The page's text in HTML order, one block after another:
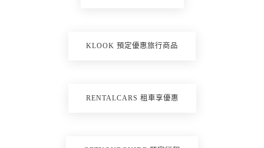
KLOOK 預定優惠旅行商品
RENTALCARS 租車享優惠